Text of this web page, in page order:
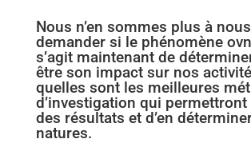
Nous n’en sommes plus à nous
demander si le phénomène
s’agit maintenant de
être son impact sur nos
quelles sont les meilleures
d’investigation qui permettront
des résultats et d’en
natures.